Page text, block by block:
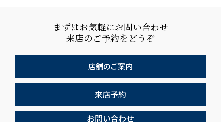
まずはお気軽にお問い合わせ
来店のご予約をどうぞ
店舗のご案内
来店予約
お問い合わせ